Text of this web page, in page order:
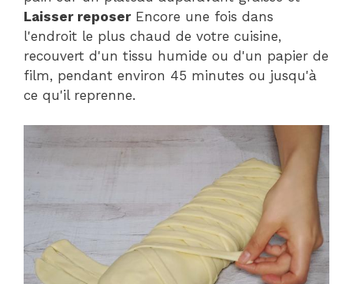
Laisser reposerEncore une fois dans
l'endroit le plus chaud de votre cuisine,
recouvert d'un tissu humide ou d'un papier de
film, pendant environ 45 minutes ou jusqu'à
ce qu'il reprenne.